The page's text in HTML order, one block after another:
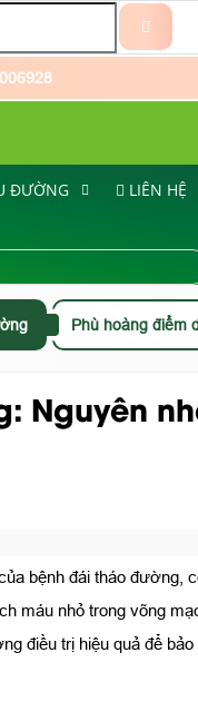
ĐƯỜNG LIÊN HỆ
Phù hoàng điểm
Nguyên
bệnh đái tháo đường,
nhỏ trong võng
điều trị hiệu quả để bảo